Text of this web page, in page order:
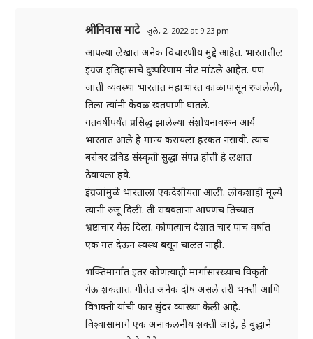
श्रीनिवास माटे जुलै, 2, 2022 at 9:23 pm
आपल्या लेखात अनेक विचारणीय मुद्दे आहेत. भारतातील
इंग्रज इतिहासाचे दुष्परिणाम नीट मांडले आहेत. पण
जाती व्यवस्था भारतांत महाभारत काळापासून रुजलेली,
तिला त्यांनी केवळ खतपाणी घातले.
गतवर्षीपर्यंत प्रसिद्ध झालेल्या संशोधनावरून आर्य
भारतात आले हे मान्य करायला हरकत नसावी. त्याच
बरोबर द्रविड संस्कृती सुद्धा संपन्न होती हे लक्षात
ठेवायला हवे.
इंग्रजांमुळे भारताला एकदेशीयता आली. लोकशाही मूल्ये
त्यानी रुजूं दिली. ती राबवताना आपणच तिच्यात
भ्रष्टाचार येऊ दिला. कोणत्याच देशात चार पाच वर्षात
एक मत देऊन स्वस्थ बसून चालत नाही.
भक्तिमार्गात इतर कोणत्याही मार्गासारख्याच विकृती
येऊ शकतात. गीतेत अनेक दोष असले तरी भक्ती आणि
विभक्ती यांची फार सुंदर व्याख्या केली आहे.
विश्वासामागे एक अनाकलनीय शक्ती आहे, हे बुद्धाने